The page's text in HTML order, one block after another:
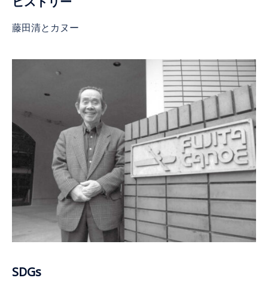
藤田清とカヌー
SDGs